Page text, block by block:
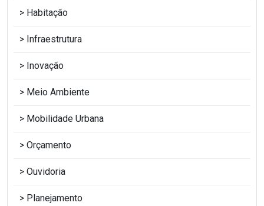
Habitação
Infraestrutura
Inovação
Meio Ambiente
Mobilidade Urbana
Orçamento
Ouvidoria
Planejamento